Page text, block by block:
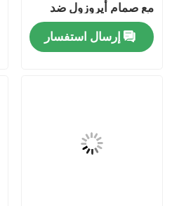
مراقبة الجودة
مع صمام أيروزول ضد
التسرب للمواقد
المحمولةإرسال استفسار